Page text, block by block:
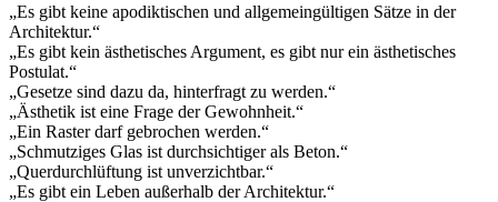
„Es gibt keine apodiktischen und allgemeingültigen Sätze in der
Architektur.“
„Es gibt kein ästhetisches Argument, es gibt nur ein ästhetisches
Postulat.“
„Gesetze sind dazu da, hinterfragt zu werden.“
„Ästhetik ist eine Frage der Gewohnheit.“
„Ein Raster darf gebrochen werden.“
„Schmutziges Glas ist durchsichtiger als Beton.“
„Querdurchlüftung ist unverzichtbar.“
„Es gibt ein Leben außerhalb der Architektur.“